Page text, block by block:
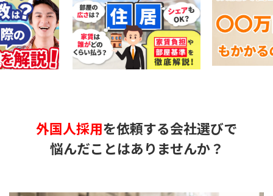
外国人採用を依頼する会社選びで
悩んだことはありませんか？